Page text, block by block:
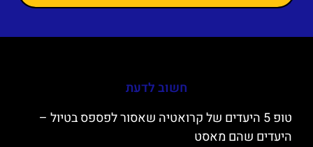
חשוב לדעת
טופ 5 היעדים של קרואטיה שאסור לפספס בטיול –
היעדים שהם מאסט